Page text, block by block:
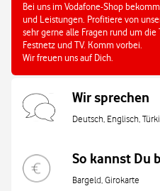
Bei uns im Vodafone-Shop
und Leistungen. Profitiere von
sehr gerne alle Fragen rund um
Festnetz und TV. Komm vorbei.
Wir freuen uns auf Dich.
Wir sprechen
Deutsch, Englisch,
So kannst Du
Bargeld, Girokarte